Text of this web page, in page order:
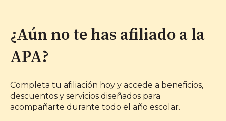
¿Aún no te has afiliado a la
APA?
Completa tu afiliación hoy y accede a beneficios,
descuentos y servicios diseñados para
acompañarte durante todo el año escolar.